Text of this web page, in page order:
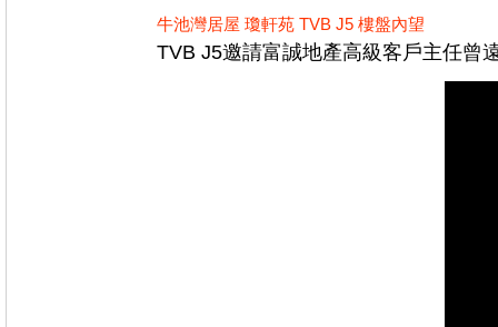
牛池灣居屋 瓊軒苑 TVB J5 樓盤內望
TVB J5邀請富誠地產高級客戶主任曾